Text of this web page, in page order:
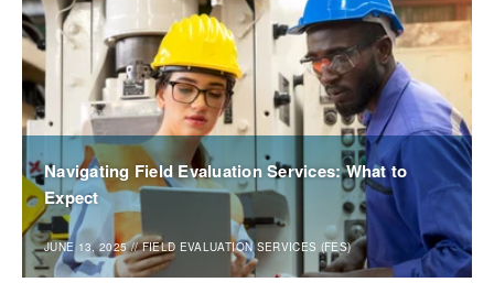
Navigating Field Evaluation Services: What to
Expect
JUNE 13, 2025 //FIELD EVALUATION SERVICES (FES)